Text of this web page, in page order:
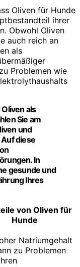
Oliven für Hunde
ihrer
Obwohl Oliven
auch reich an
als
Problemen wie
Oliven als
Sie am
und
Auf diese
In
gesunde und
Ihres
von Oliven für
Hunde
Natriumgehalt
zu Problemen